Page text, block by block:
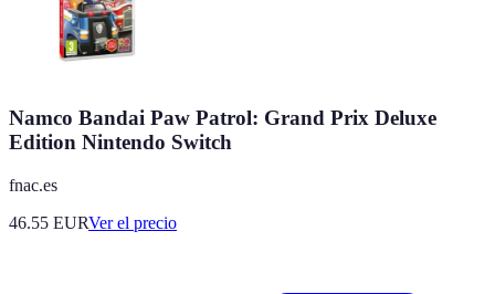
Namco Bandai Paw Patrol: Grand Prix Deluxe
Edition Nintendo Switch
fnac.es
46.55 EURVer el precio